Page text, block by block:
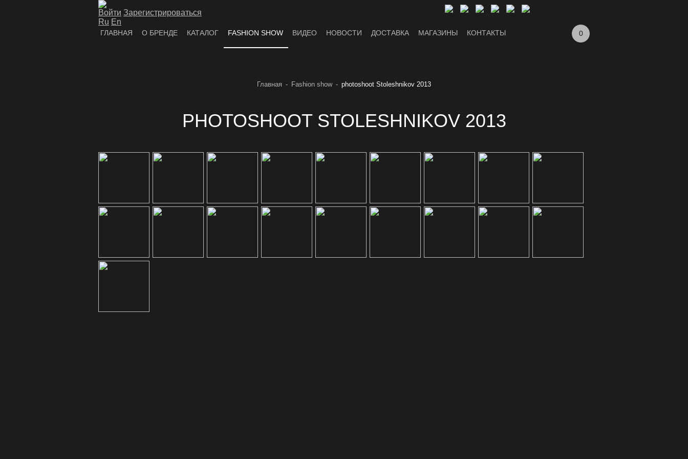
Войти Зарегистрироваться
Ru En
ГЛАВНАЯ О БРЕНДЕ КАТАЛОГ FASHION SHOW ВИДЕО НОВОСТИ ДОСТАВКА МАГАЗИНЫ КОНТАКТЫ 0
Главная Fashion show photoshoot Stoleshnikov 2013
PHOTOSHOOT STOLESHNIKOV 2013